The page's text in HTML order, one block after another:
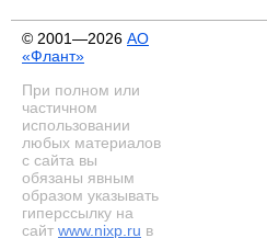
© 2001—2026 АО
«Флант»
При полном или
частичном
использовании
любых материалов
с сайта вы
обязаны явным
образом указывать
гиперссылку на
сайт www.nixp.ru в